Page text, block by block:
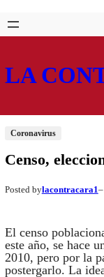
Saltar
al
Skip
to
LA
Coronavirus
Censo,
Posted bylacontracara1–
El censo
este año, se hace
2010, pero por la
postergarlo. La